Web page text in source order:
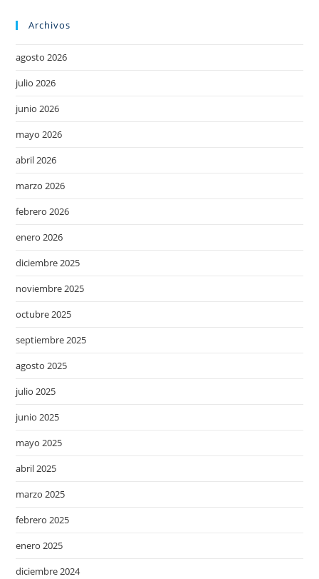
Archivos
agosto 2026
julio 2026
junio 2026
mayo 2026
abril 2026
marzo 2026
febrero 2026
enero 2026
diciembre 2025
noviembre 2025
octubre 2025
septiembre 2025
agosto 2025
julio 2025
junio 2025
mayo 2025
abril 2025
marzo 2025
febrero 2025
enero 2025
diciembre 2024